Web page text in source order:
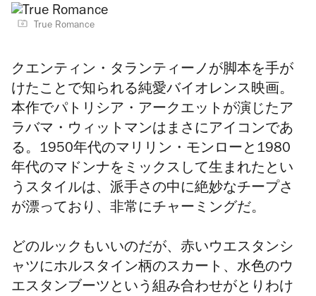
True Romance
クエンティン・タランティーノが脚本を手が
けたことで知られる純愛バイオレンス映画。
本作でパトリシア・アークエットが演じたア
ラバマ・ウィットマンはまさにアイコンであ
る。1950年代のマリリン・モンローと1980
年代のマドンナをミックスして生まれたとい
うスタイルは、派手さの中に絶妙なチープさ
が漂っており、非常にチャーミングだ。
どのルックもいいのだが、赤いウエスタンシ
ャツにホルスタイン柄のスカート、水色のウ
エスタンブーツという組み合わせがとりわけ